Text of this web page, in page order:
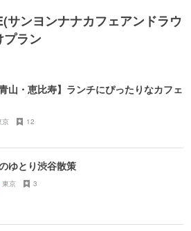
サンヨンナナカフェアンドラウ
プラン
山・恵比寿】ランチにぴったりなカフェ
京 12
ゆとり渋谷散策
東京 3